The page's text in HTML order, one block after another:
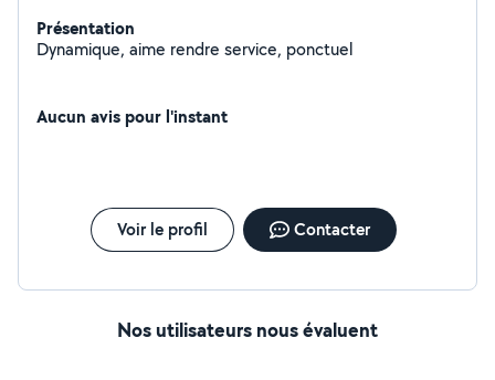
Présentation
Dynamique, aime rendre service, ponctuel
Aucun avis pour l'instant
Voir le profil Contacter
Nos utilisateurs nous évaluent